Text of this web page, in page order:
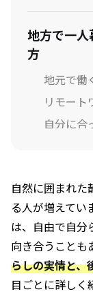
地方で一人
方
地元で働
リモート
自分に合
空き家バ
シェアハ
立地条件
地域特有
自然に囲まれた
る人が増えてい
は、自由で自分
向き合うことも
らしの実情と、
目ごとに詳しく